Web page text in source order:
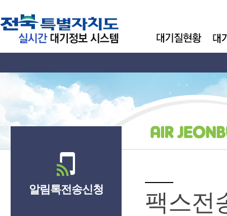
알림톡전송신청 팩스전